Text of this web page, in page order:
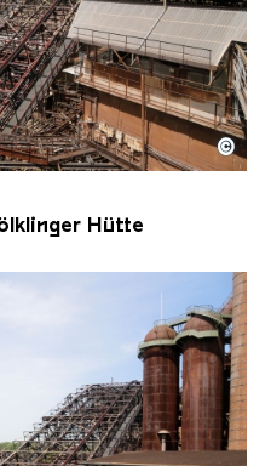
la Völklinger Hütte
Völklinger Hütte | Karl
©
Hütte